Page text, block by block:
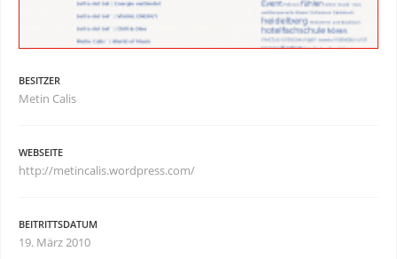
BESITZER
Metin Calis
WEBSEITE
http://metincalis.wordpress.com/
BEITRITTSDATUM
19. März 2010